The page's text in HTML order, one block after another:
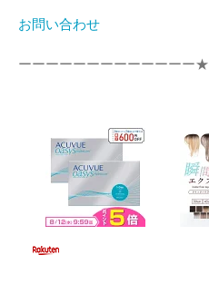
お問い合わせ
ーーーーーーーーーーーーー★